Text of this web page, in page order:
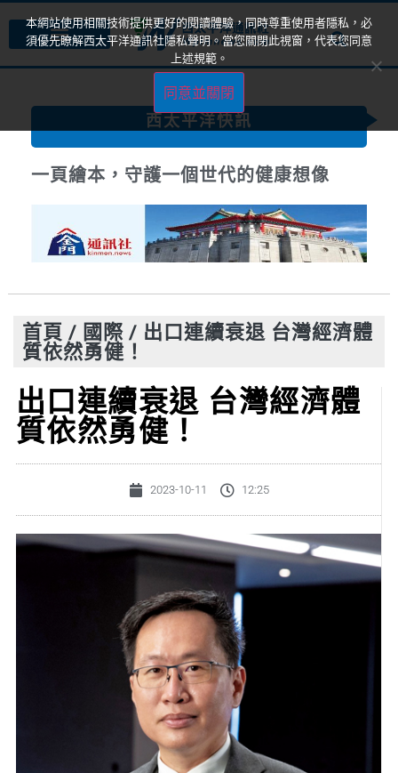
西太平洋快訊
一頁繪本，守護一個世代的健康想像
首頁 / 國際 / 出口連續衰退 台灣經濟體
質依然勇健！
出口連續衰退 台灣經濟體
質依然勇健！
2023-10-11 12:25
本網站使用相關技術提供更好的閱讀體驗，同時尊重使用者隱私，必
須優先瞭解西太平洋通訊社隱私聲明。當您關閉此視窗，代表您同意
上述規範。
同意並關閉